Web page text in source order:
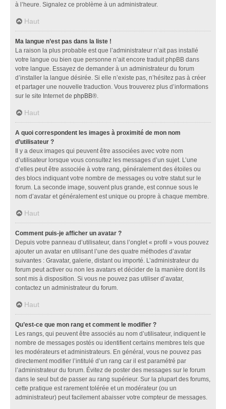
à l’heure. Signalez ce problème à un administrateur.
Haut
Ma langue n’est pas dans la liste !
La raison la plus probable est que l’administrateur n’ait pas installé
votre langue ou bien que personne n’ait encore traduit phpBB dans
votre langue. Essayez de demander à un administrateur du forum
d’installer la langue désirée. Si elle n’existe pas, n’hésitez pas à créer
et partager une nouvelle traduction. Vous trouverez plus d’informations
sur le site Internet de phpBB®.
Haut
A quoi correspondent les images à proximité de mon nom
d’utilisateur ?
Il y a deux images qui peuvent être associées avec votre nom
d’utilisateur lorsque vous consultez les messages d’un sujet. L’une
d’elles peut être associée à votre rang, généralement des étoiles ou
des blocs indiquant votre nombre de messages ou votre statut sur le
forum. La seconde image, souvent plus grande, est connue sous le
nom d’avatar et généralement est unique ou propre à chaque membre.
Haut
Comment puis-je afficher un avatar ?
Depuis votre panneau d’utilisateur, dans l’onglet « profil » vous pouvez
ajouter un avatar en utilisant l’une des quatre méthodes d’avatar
suivantes : Gravatar, galerie, distant ou importé. L’administrateur du
forum peut activer ou non les avatars et décider de la manière dont ils
sont mis à disposition. Si vous ne pouvez pas utiliser d’avatar,
contactez un administrateur du forum.
Haut
Qu’est-ce que mon rang et comment le modifier ?
Les rangs, qui peuvent être associés au nom d’utilisateur, indiquent le
nombre de messages postés ou identifient certains membres tels que
les modérateurs et administrateurs. En général, vous ne pouvez pas
directement modifier l’intitulé d’un rang car il est paramétré par
l’administrateur du forum. Évitez de poster des messages sur le forum
dans le seul but de passer au rang supérieur. Sur la plupart des forums,
cette pratique est rarement tolérée et un modérateur (ou un
administrateur) peut facilement abaisser votre compteur de messages.